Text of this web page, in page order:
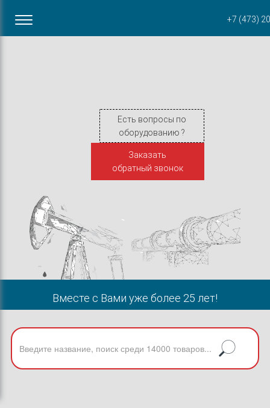
+7 (473)
Есть вопросы по
оборудованию ?
Заказать
обратный звонок
Вместе с Вами уже более 25 лет!